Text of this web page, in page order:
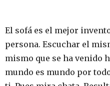
El sofá es el mejor
persona. Escuchar el
mismo que se ha venido
mundo es mundo por